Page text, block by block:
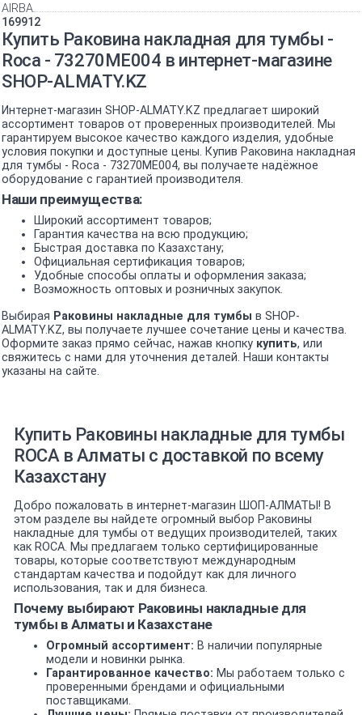
AIRBA
169912
Купить Раковина накладная для тумбы -
Roca - 73270ME004 в интернет-магазине
SHOP-ALMATY.KZ
Интернет-магазин SHOP-ALMATY.KZ предлагает широкий
ассортимент товаров от проверенных производителей. Мы
гарантируем высокое качество каждого изделия, удобные
условия покупки и доступные цены. Купив Раковина накладная
для тумбы - Roca - 73270ME004, вы получаете надёжное
оборудование с гарантией производителя.
Наши преимущества:
Широкий ассортимент товаров;
Гарантия качества на всю продукцию;
Быстрая доставка по Казахстану;
Официальная сертификация товаров;
Удобные способы оплаты и оформления заказа;
Возможность оптовых и розничных закупок.
Выбирая Раковины накладные для тумбы в SHOP-
ALMATY.KZ, вы получаете лучшее сочетание цены и качества.
Оформите заказ прямо сейчас, нажав кнопку купить, или
свяжитесь с нами для уточнения деталей. Наши контакты
указаны на сайте.
Купить Раковины накладные для тумбы
ROCA в Алматы с доставкой по всему
Казахстану
Добро пожаловать в интернет-магазин ШОП-АЛМАТЫ! В
этом разделе вы найдете огромный выбор Раковины
накладные для тумбы от ведущих производителей, таких
как ROCA. Мы предлагаем только сертифицированные
товары, которые соответствуют международным
стандартам качества и подойдут как для личного
использования, так и для бизнеса.
Почему выбирают Раковины накладные для
тумбы в Алматы и Казахстане
Огромный ассортимент: В наличии популярные
модели и новинки рынка.
Гарантированное качество: Мы работаем только с
проверенными брендами и официальными
поставщиками.